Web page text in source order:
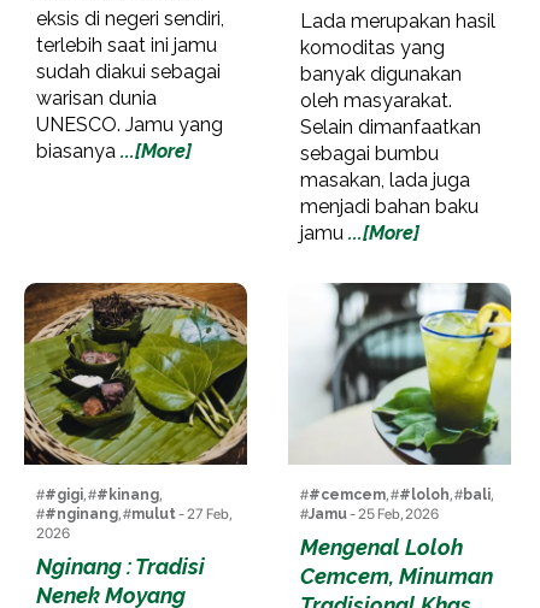
eksis di negeri sendiri,
terlebih saat ini jamu
sudah diakui sebagai
warisan dunia
UNESCO. Jamu yang
biasanya ...[More]
Lada merupakan hasil
komoditas yang
banyak digunakan
oleh masyarakat.
Selain dimanfaatkan
sebagai bumbu
masakan, lada juga
menjadi bahan baku
jamu ...[More]
##gigi, ##kinang,
##nginang, #mulut- 27 Feb,
2026
Nginang : Tradisi
Nenek Moyang
##cemcem, ##loloh, #bali,
#Jamu- 25 Feb, 2026
Mengenal Loloh
Cemcem, Minuman